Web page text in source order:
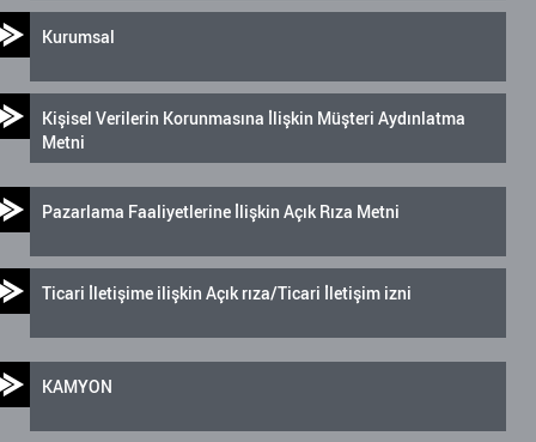
Kurumsal
Kişisel Verilerin Korunmasına İlişkin Müşteri Aydınlatma
Metni
Pazarlama Faaliyetlerine İlişkin Açık Rıza Metni
Ticari İletişime ilişkin Açık rıza/Ticari İletişim izni
KAMYON